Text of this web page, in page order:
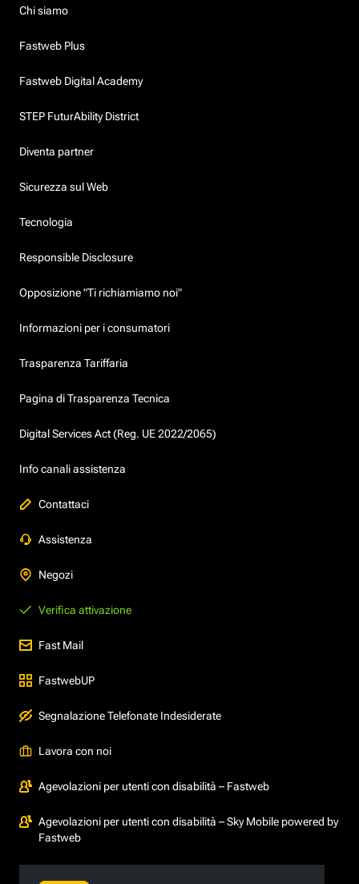
Chi siamo
Fastweb Plus
Fastweb Digital Academy
STEP FuturAbility District
Diventa partner
Sicurezza sul Web
Tecnologia
Responsible Disclosure
Opposizione "Ti richiamiamo noi"
Informazioni per i consumatori
Trasparenza Tariffaria
Pagina di Trasparenza Tecnica
Digital Services Act (Reg. UE 2022/2065)
Info canali assistenza
Contattaci
Assistenza
Negozi
Verifica attivazione
Fast Mail
FastwebUP
Segnalazione Telefonate Indesiderate
Lavora con noi
Agevolazioni per utenti con disabilità – Fastweb
Agevolazioni per utenti con disabilità – Sky Mobile powered by
Fastweb